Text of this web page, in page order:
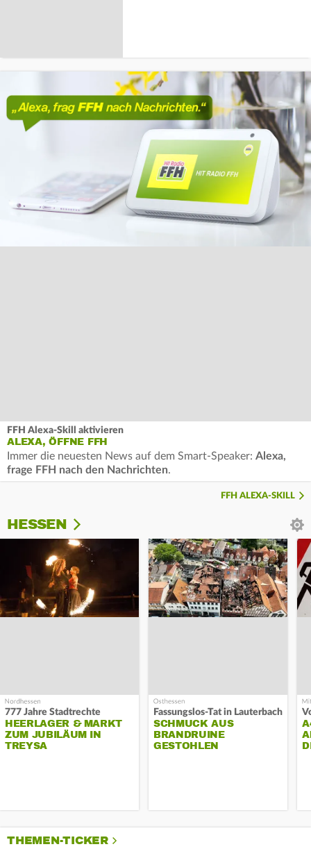
FFH Alexa-Skill aktivieren
ALEXA, ÖFFNE FFH
Immer die neuesten News auf dem Smart-Speaker: Alexa,
frage FFH nach den Nachrichten.
FFH ALEXA-SKILL
HESSEN
777 Jahre Stadtrechte
HEERLAGER & MARKT
ZUM JUBILÄUM IN
TREYSA
Fassungslos-Tat in Lauterbach
SCHMUCK AUS
BRANDRUINE
GESTOHLEN
THEMEN-TICKER